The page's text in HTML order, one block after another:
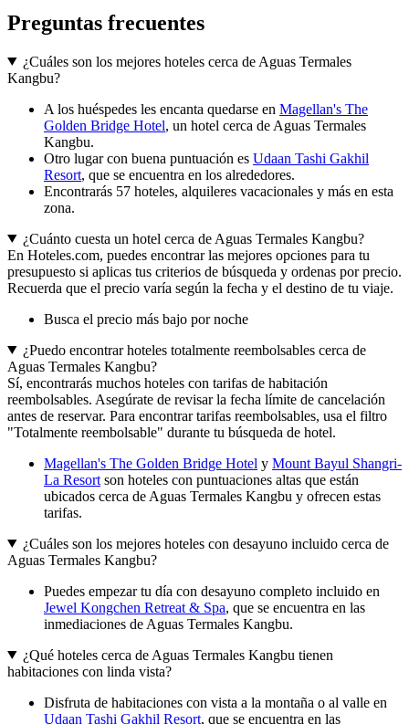
Preguntas frecuentes
¿Cuáles son los mejores hoteles cerca de Aguas Termales
Kangbu?
A los huéspedes les encanta quedarse en Magellan's The
Golden Bridge Hotel, un hotel cerca de Aguas Termales
Kangbu.
Otro lugar con buena puntuación es Udaan Tashi Gakhil
Resort, que se encuentra en los alrededores.
Encontrarás 57 hoteles, alquileres vacacionales y más en esta
zona.
¿Cuánto cuesta un hotel cerca de Aguas Termales Kangbu?
En Hoteles.com, puedes encontrar las mejores opciones para tu
presupuesto si aplicas tus criterios de búsqueda y ordenas por precio.
Recuerda que el precio varía según la fecha y el destino de tu viaje.
Busca el precio más bajo por noche
¿Puedo encontrar hoteles totalmente reembolsables cerca de
Aguas Termales Kangbu?
Sí, encontrarás muchos hoteles con tarifas de habitación
reembolsables. Asegúrate de revisar la fecha límite de cancelación
antes de reservar. Para encontrar tarifas reembolsables, usa el filtro
"Totalmente reembolsable" durante tu búsqueda de hotel.
Magellan's The Golden Bridge Hotel y Mount Bayul Shangri-
La Resort son hoteles con puntuaciones altas que están
ubicados cerca de Aguas Termales Kangbu y ofrecen estas
tarifas.
¿Cuáles son los mejores hoteles con desayuno incluido cerca de
Aguas Termales Kangbu?
Puedes empezar tu día con desayuno completo incluido en
Jewel Kongchen Retreat & Spa, que se encuentra en las
inmediaciones de Aguas Termales Kangbu.
¿Qué hoteles cerca de Aguas Termales Kangbu tienen
habitaciones con linda vista?
Disfruta de habitaciones con vista a la montaña o al valle en
Udaan Tashi Gakhil Resort, que se encuentra en las